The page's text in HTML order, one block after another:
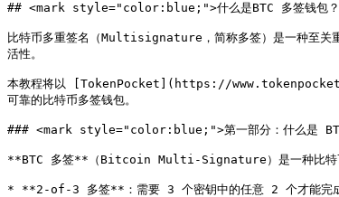
## <mark style="color:blue;">什么是BTC 多签钱包？
比特币多重签名（Multisignature，简称多签）是一种至关重
活性。
本教程将以 [TokenPocket](https://www.tokenpocket.pro/)
可靠的比特币多签钱包。
### <mark style="color:blue;">第一部分：什么是
**BTC 多签**（Bitcoin Multi-Signature）是一种比特币钱
* **2-of-3 多签**：需要 3 个密钥中的任意 2 个才能完